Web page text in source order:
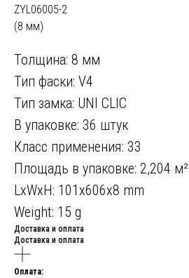
ZYL06005-2
(8 мм)
Толщина: 8 мм
Тип фаски: V4
Тип замка: UNI CLIC
В упаковке: 36 штук
Класс применения: 33
Площадь в упаковке: 2,204 м²
LxWxH: 101x606x8 mm
Weight: 15 g
Доставка и оплата
Доставка и оплата
Оплата: